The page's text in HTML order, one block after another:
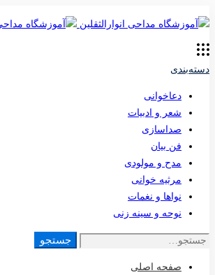
دسته‌بندی
دعاخوانی
شعر و ادبیات
صداسازی
فن بیان
مدح و مولودی
مرثیه خوانی
نواها و نغمات
نوحه و سینه زنی
جستجو
جستجو
صفحه اصلی